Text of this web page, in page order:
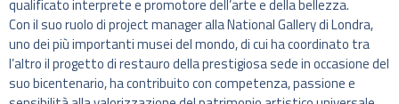
qualificato interprete e promotore dell’arte e della bellezza.
Con il suo ruolo di project manager alla National Gallery di Londra,
uno dei più importanti musei del mondo, di cui ha coordinato tra
l’altro il progetto di restauro della prestigiosa sede in occasione del
suo bicentenario, ha contribuito con competenza, passione e